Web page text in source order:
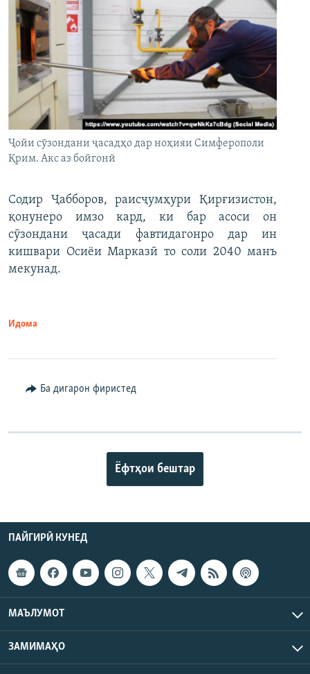
Ҷойи сӯзондани ҷасадҳо дар ноҳияи Симферополи
Қрим. Акс аз бойгонӣ
Содир Ҷабборов, раисҷумҳури Қирғизистон,
қонунеро имзо кард, ки бар асоси он
сӯзондани ҷасади фавтидагонро дар ин
кишвари Осиёи Марказӣ то соли 2040 манъ
мекунад.
Идома
Ба дигарон фиристед
Ёфтҳои бештар
ПАЙГИРӢ КУНЕД
МАЪЛУМОТ
ЗАМИМАҲО